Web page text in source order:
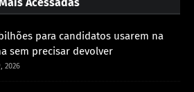
para candidatos usarem na
sem precisar devolver
2026